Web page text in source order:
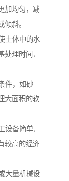
加均匀，减
倾斜。
土体中的水
理时间，
件，如砂
大面积的软
设备简单、
较高的经济
大量机械设